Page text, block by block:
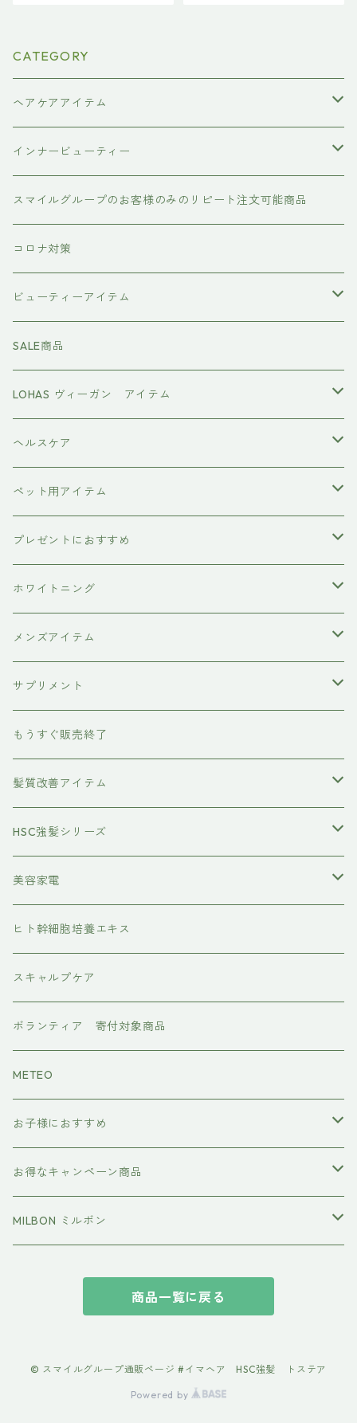
CATEGORY
ヘアケアアイテム
シャンプー
#イマヘア
the u （bihatsu）
カラーシャンプー
トリートメント ヘアマスク（インバス）
流さないトリートメント（アウトバス）
#イマヘア
頭皮ケアアイテム
強髪
ダークニル
スタイリング剤
N .（エヌドット）
インプライム
塩基性カラー剤
クロマID
インナービューティー
あおつぶ
スマイルグループのお客様のみのリピート注文可能商品
コロナ対策
ビューティーアイテム
MTG REFA
ヤーマン YAMAN
美容液
オールインワンジェル
ボディソープ
洗顔料
炭酸洗顔フォーム
SALE商品
LOHAS ヴィーガン アイテム
ヴィーガン認証
ヘルスケア
エイジングケア
ペット用アイテム
犬用シャンプー
ペット用ブラシ
サプリメント
プレゼントにおすすめ
男性にプレゼント
女性にプレゼント
ホワイトニング
歯磨き粉
メンズアイテム
ボディケア
除毛クリーム
育毛ケア
養毛剤
フェイスケア
サプリメント
犬用
もうすぐ販売終了
髪質改善アイテム
トステアケア
レブリン酸ケア
水素トリートメント
プレックスケア
CMCケア
HSC強髪シリーズ
アイラッシュ
美容家電
ヘアアイロン
マグネット
ドライヤー
ワンダム
ヒト幹細胞培養エキス
スキャルプケア
ボランティア 寄付対象商品
METEO
お子様におすすめ
イクエイブ キッズ プリンセス
お得なキャンペーン商品
おすすめセット
MILBON ミルボン
suwae（スワエ） 髪の柔軟剤
商品一覧に戻る
© スマイルグループ通販ページ #イマヘア HSC強髪 トステア
Powered by